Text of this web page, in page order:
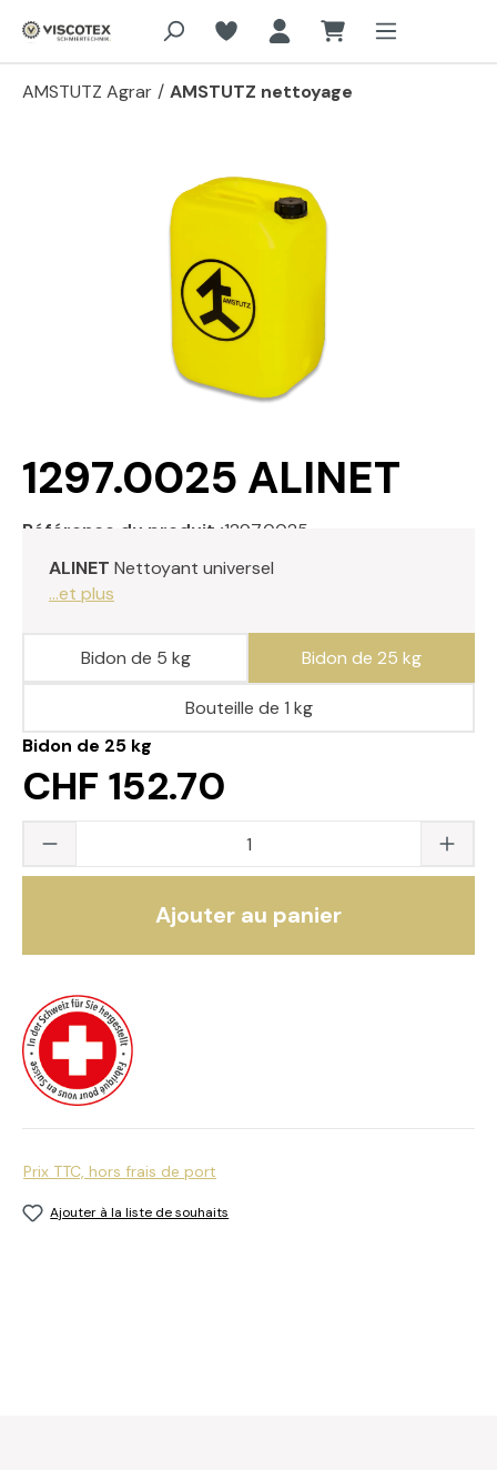
Aller au contenu principal
AMSTUTZ Agrar / AMSTUTZ nettoyage
1297.0025 ALINET
Référence du produit :1297.0025
ALINET Nettoyant universel
...et plus
Bidon de 25 kg
CHF 152.70
Bidon de 5 kg Bidon de 25 kg
Bouteille de 1 kg
Quantité du produit : saisissez la valeur
Ajouter au panier
Prix TTC, hors frais de port
Ajouter à la liste de souhaits